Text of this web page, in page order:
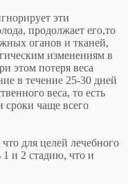
эти
продолжает его,то
оганов и тканей,
изменениям в
этом потеря веса
в течение 25-30 дней
веса, то есть
сроки чаще всего
для целей лечебного
и 2 стадию, что и